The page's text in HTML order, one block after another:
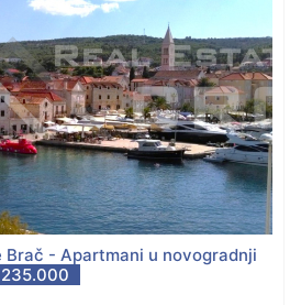
Brač - Apartmani u novogradnji